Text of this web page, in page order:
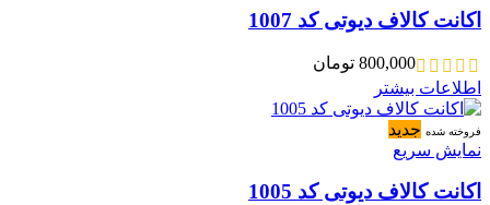
اکانت کالاف دیوتی کد 1007
800,000 تومان
اطلاعات بیشتر
فروخته شده جدید
نمایش سریع
اکانت کالاف دیوتی کد 1005